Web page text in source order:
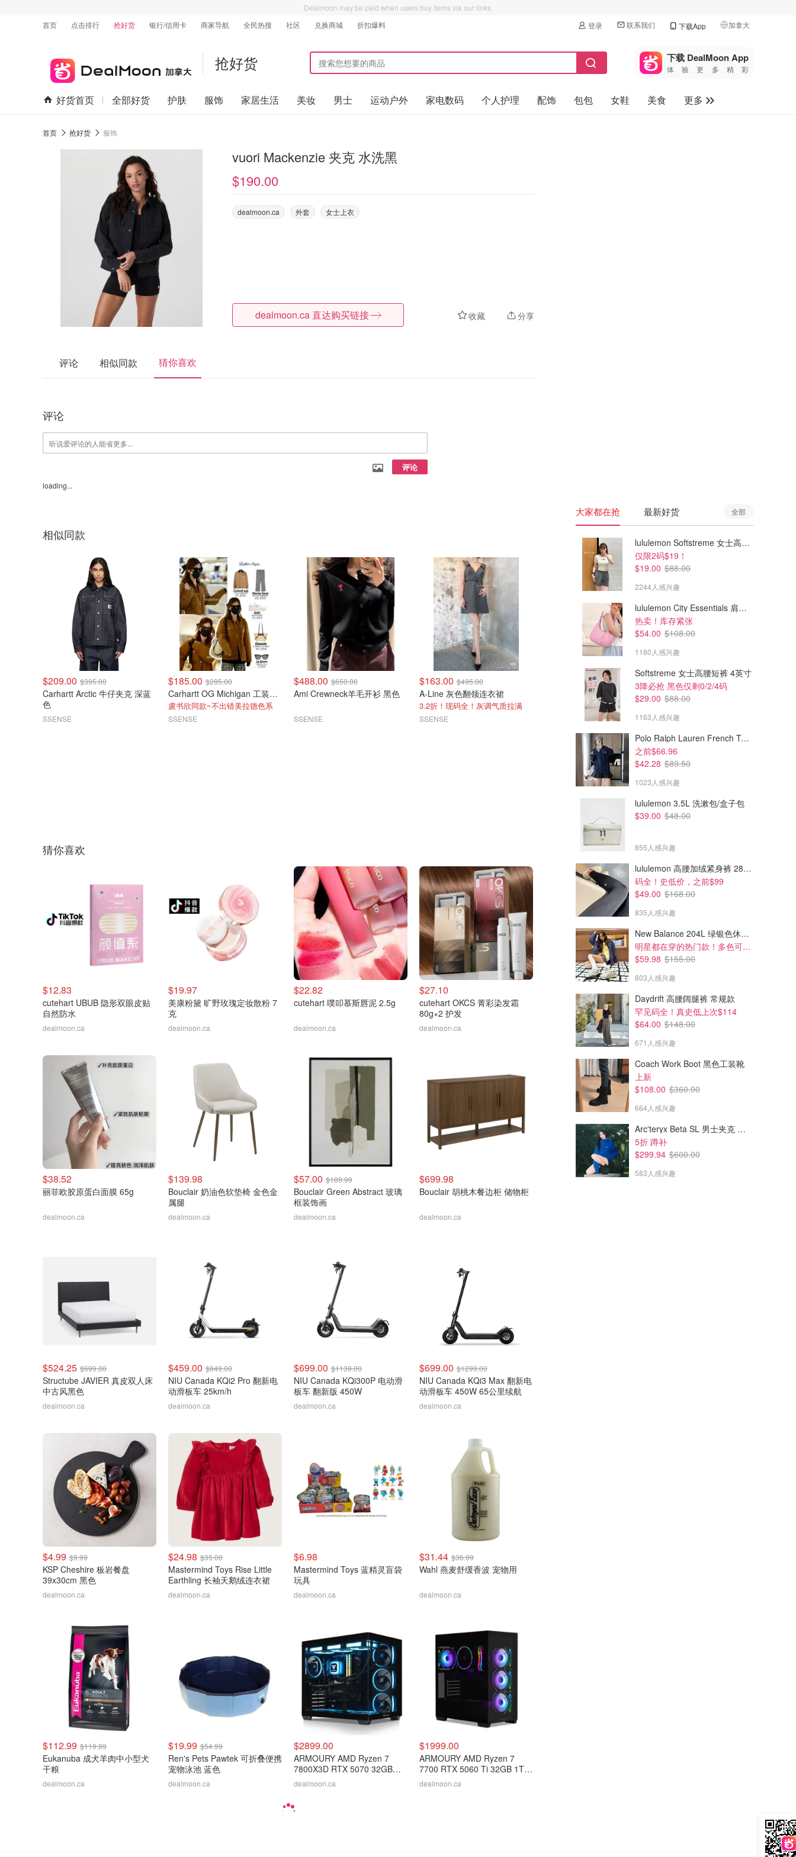
Dealmoon may be paid when users buy items via our links.
首页
点击排行 抢好货 银行/信用卡 商家导航 全民热搜 社区 兑换商城 折扣爆料 登录 联系我们 下载App 加拿大
🇺🇸
美国
🇨🇳中国
🇨🇦加拿大
抢好货 下载 DealMoon App
体验更多精彩
好货首页 全部好货 护肤 服饰 家居生活 美妆 男士 运动户外 家电数码 个人护理 配饰 包包 女鞋 美食
更多
首页 抢好货 服饰
vuori Mackenzie 夹克 水洗黑
$190.00
dealmoon.ca 外套 女士上衣
收藏 分享
dealmoon.ca 直达购买链接
评论 相似同款 猜你喜欢
评论
评论
loading...
相似同款
$209.00 $395.00
Carhartt Arctic 牛仔夹克 深蓝
色
SSENSE
$185.00 $285.00
Carhartt OG Michigan 工装夹克 棕色
虞书欣同款~不出错美拉德色系
SSENSE
$488.00 $650.00
Ami Crewneck羊毛开衫 黑色
SSENSE
$163.00 $495.00
A-Line 灰色翻领连衣裙
3.2折！现码全！灰调气质拉满
SSENSE
SKIMS 棉质圆领长袖上衣 酒红
$90.00
SKIMS COTTON JERSEY 吊
带背心 酒红色
dealmoon.ca
猜你喜欢
$12.83
cutehart UBUB 隐形双眼皮贴
自然防水
dealmoon.ca
$19.97
美康粉黛 旷野玫瑰定妆散粉 7
克
dealmoon.ca
$22.82
cutehart 噗叩慕斯唇泥 2.5g
dealmoon.ca
$27.10
cutehart OKCS 菁彩染发霜
80g×2 护发
dealmoon.ca
$38.52
丽菲欧胶原蛋白面膜 65g
dealmoon.ca
$139.98
Bouclair 奶油色软垫椅 金色金
属腿
dealmoon.ca
$57.00 $189.99
Bouclair Green Abstract 玻璃
框装饰画
dealmoon.ca
$699.98
Bouclair 胡桃木餐边柜 储物柜
dealmoon.ca
$524.25 $699.00
Structube JAVIER 真皮双人床
中古风黑色
dealmoon.ca
$459.00 $849.00
NIU Canada KQi2 Pro 翻新电
动滑板车 25km/h
dealmoon.ca
$699.00 $1139.00
NIU Canada KQi300P 电动滑
板车 翻新版 450W
dealmoon.ca
$699.00 $1299.00
NIU Canada KQi3 Max 翻新电
动滑板车 450W 65公里续航
dealmoon.ca
$4.99 $9.99
KSP Cheshire 板岩餐盘
39x30cm 黑色
dealmoon.ca
$24.98 $35.00
Mastermind Toys Rise Little
Earthling 长袖天鹅绒连衣裙
dealmoon.ca
$6.98
Mastermind Toys 蓝精灵盲袋
玩具
dealmoon.ca
$31.44 $36.99
Wahl 燕麦舒缓香波 宠物用
dealmoon.ca
$112.99 $119.99
Eukanuba 成犬羊肉中小型犬
干粮
dealmoon.ca
$19.99 $54.99
Ren's Pets Pawtek 可折叠便携
宠物泳池 蓝色
dealmoon.ca
$2899.00
ARMOURY AMD Ryzen 7
7800X3D RTX 5070 32GB
RAM 2TB SSD 台式机
dealmoon.ca
$1999.00
ARMOURY AMD Ryzen 7
7700 RTX 5060 Ti 32GB 1TB
台式电脑
dealmoon.ca
大家都在抢 最新好货 全部
lululemon Softstreme 女士高腰短裤 10cm
仅限2码$19！
$19.00 $88.00
2244人感兴趣
lululemon City Essentials 肩背包 4L
热卖！库存紧张
$54.00 $108.00
1180人感兴趣
Softstreme 女士高腰短裤 4英寸
3降必抢 黑色仅剩0/2/4码
$29.00 $88.00
1163人感兴趣
Polo Ralph Lauren French Terry 女童连帽卫衣 7-16码
之前$66.96
$42.28 $89.50
1023人感兴趣
lululemon 3.5L 洗漱包/盒子包
$39.00 $48.00
855人感兴趣
lululemon 高腰加绒紧身裤 28"≈71cm 5个口袋
码全！史低价，之前$99
$49.00 $168.00
835人感兴趣
New Balance 204L 绿银色休闲鞋
明星都在穿的热门款！多色可选 3.8折
$59.98 $155.00
803人感兴趣
Daydrift 高腰阔腿裤 常规款
罕见码全！真史低上次$114
$64.00 $148.00
671人感兴趣
Coach Work Boot 黑色工装靴
上新
$108.00 $360.00
664人感兴趣
Arc'teryx Beta SL 男士夹克 黑色
5折 蹲补
$299.94 $600.00
583人感兴趣